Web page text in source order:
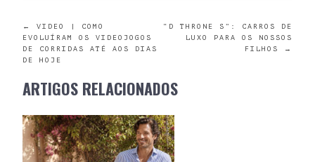
POST
NAVIGATION
←
VIDEO | COMO
EVOLUÍRAM OS VIDEOJOGOS
DE CORRIDAS ATÉ AOS DIAS
DE HOJE
“D THRONE S”: CARROS DE
LUXO PARA OS NOSSOS
FILHOS
→
ARTIGOS RELACIONADOS